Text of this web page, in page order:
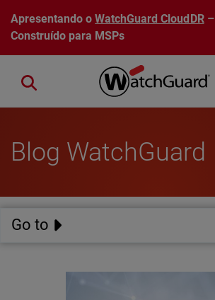
Pular para o conteúdo principal
Apresentando oWatchGuard CloudDR–
Construído para MSPs
Close search
Blog WatchGuard
Go to